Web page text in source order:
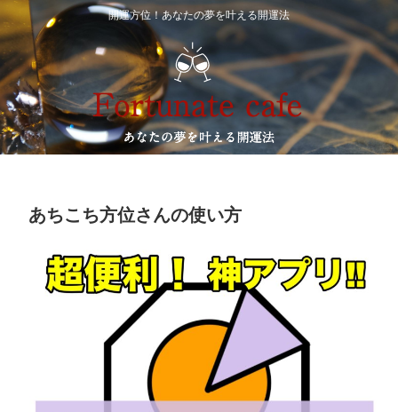
開運方位！あなたの夢を叶える開運法
あちこち方位さんの使い方